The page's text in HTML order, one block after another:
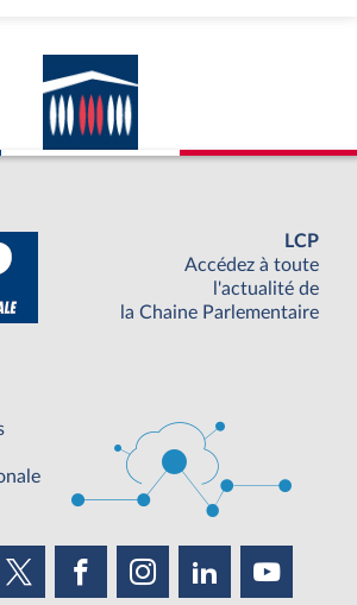
LCP
Accédez à toute
l'actualité de
la Chaine Parlementaire